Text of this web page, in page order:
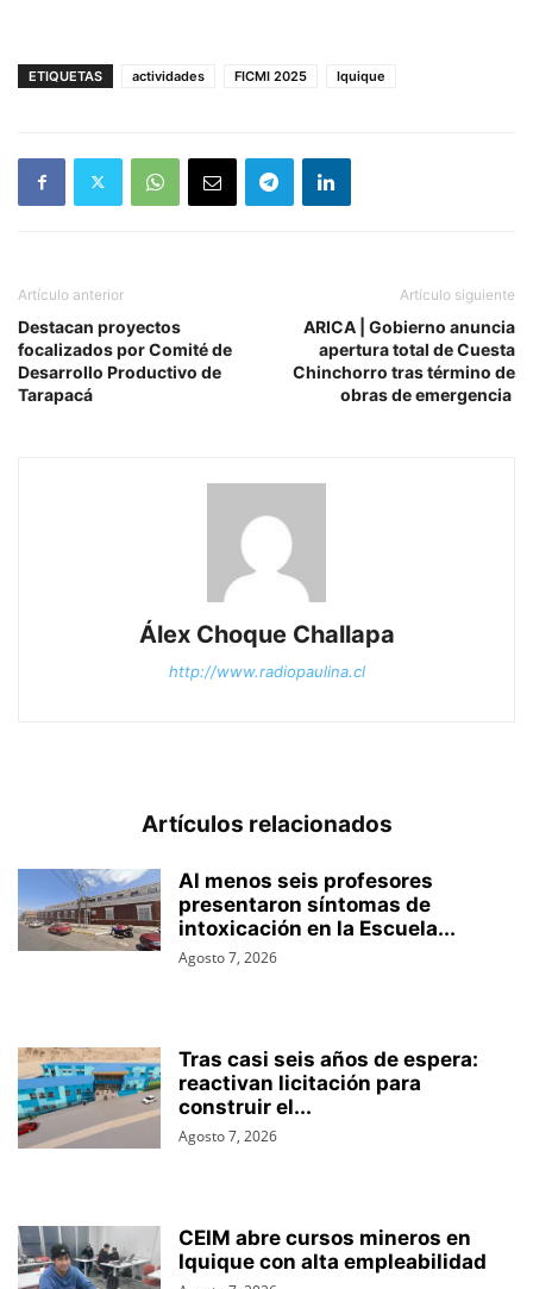
ETIQUETAS actividades FICMI 2025 Iquique
Artículo anterior
Destacan proyectos
focalizados por Comité de
Desarrollo Productivo de
Tarapacá
Artículo siguiente
ARICA | Gobierno anuncia
apertura total de Cuesta
Chinchorro tras término de
obras de emergencia
Álex Choque Challapa
http://www.radiopaulina.cl
Artículos relacionados
Al menos seis profesores
presentaron síntomas de
intoxicación en la Escuela...
Agosto 7, 2026
Tras casi seis años de espera:
reactivan licitación para
construir el...
Agosto 7, 2026
CEIM abre cursos mineros en
Iquique con alta empleabilidad